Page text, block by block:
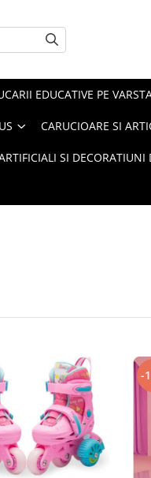
EDUCATIVE PE
CARUCIOARE SI
SI DECORATIUNI
-